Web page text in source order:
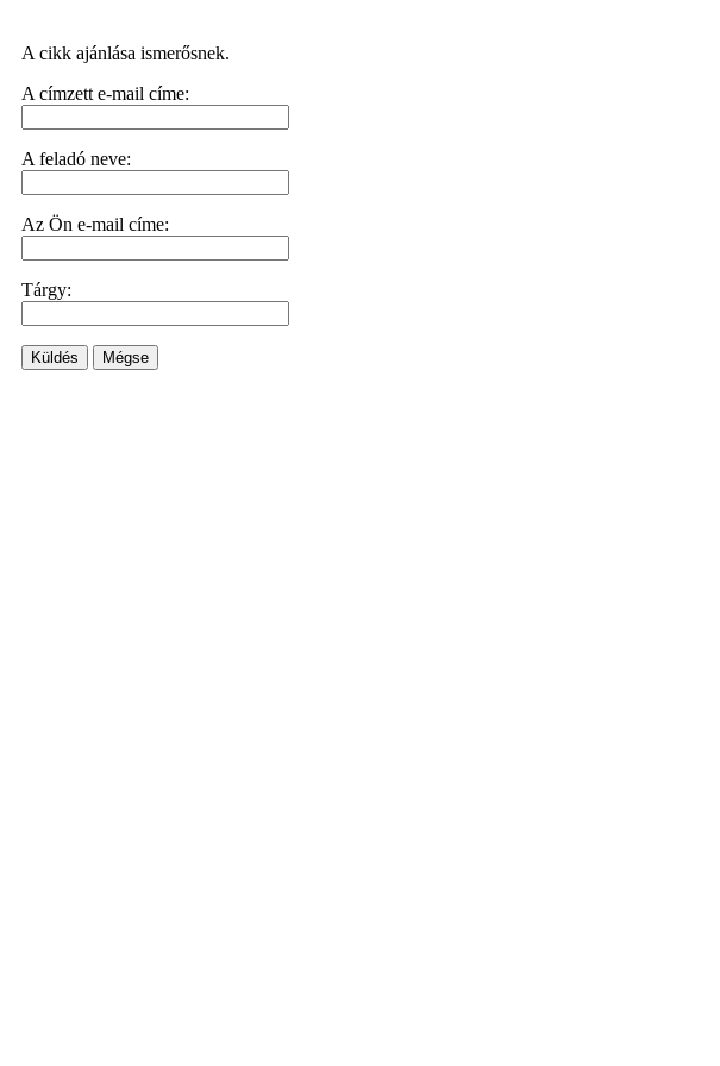
A cikk ajánlása ismerősnek.
A címzett e-mail címe:
A feladó neve:
Az Ön e-mail címe:
Tárgy:
Küldés Mégse